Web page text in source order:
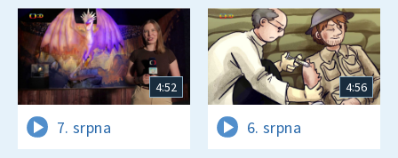
4:52
7. srpna
4:56
6. srpna